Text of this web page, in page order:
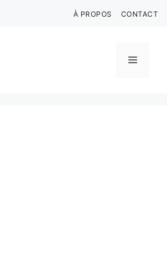
À PROPOS CONTACT
Menu